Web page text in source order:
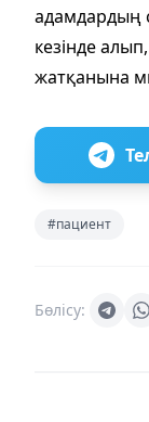
адамдардың
кезінде
жатқанына
#пациент
Бөлісу: